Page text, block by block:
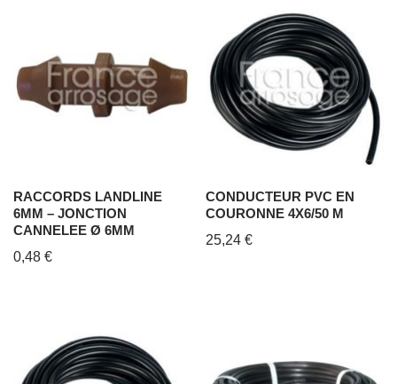
RACCORDS LANDLINE
6MM – JONCTION
CANNELEE Ø 6MM
0,48 €
CONDUCTEUR PVC EN
COURONNE 4X6/50 M
25,24€